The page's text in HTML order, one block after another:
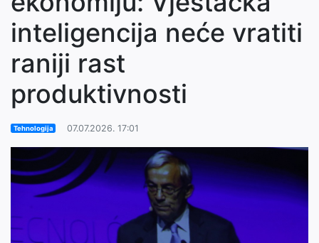
inteligencija neće vratiti
raniji rast
produktivnosti
Tehnologija 07.07.2026. 17:01